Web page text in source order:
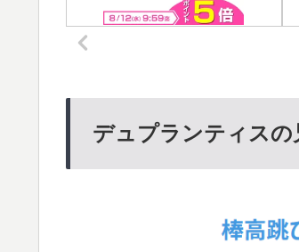
デュプランティス